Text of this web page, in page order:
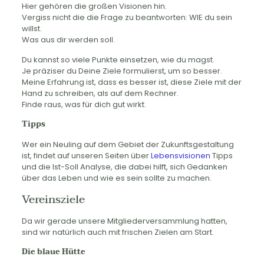
Hier gehören die großen Visionen hin.
Vergiss nicht die die Frage zu beantworten: WIE du sein
willst.
Was aus dir werden soll.
Du kannst so viele Punkte einsetzen, wie du magst.
Je präziser du Deine Ziele formulierst, um so besser.
Meine Erfahrung ist, dass es besser ist, diese Ziele mit der
Hand zu schreiben, als auf dem Rechner.
Finde raus, was für dich gut wirkt.
Tipps
Wer ein Neuling auf dem Gebiet der Zukunftsgestaltung
ist, findet auf unseren Seiten überLebensvisionen Tipps
und die Ist-Soll Analyse, die dabei hilft, sich Gedanken
über das Leben und wie es sein sollte zu machen.
Vereinsziele
Da wir gerade unsere Mitgliederversammlung hatten,
sind wir natürlich auch mit frischen Zielen am Start.
Die blaue Hütte